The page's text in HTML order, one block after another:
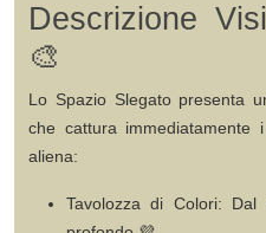
Descrizione
🎨
Lo Spazio Slegato presenta
che cattura
aliena:
Tavolozza di Colori: Dal